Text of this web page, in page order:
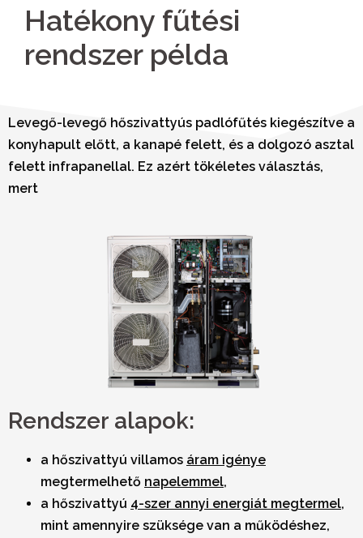
Hatékony fűtési
rendszer példa
Levegő-levegő hőszivattyús padlófűtés kiegészítve a
konyhapult előtt, a kanapé felett, és a dolgozó asztal
felett infrapanellal. Ez azért tökéletes választás,
mert
Rendszer alapok:
a hőszivattyú villamos áram igénye
megtermelhető napelemmel,
a hőszivattyú 4-szer annyi energiát megtermel,
mint amennyire szüksége van a működéshez,